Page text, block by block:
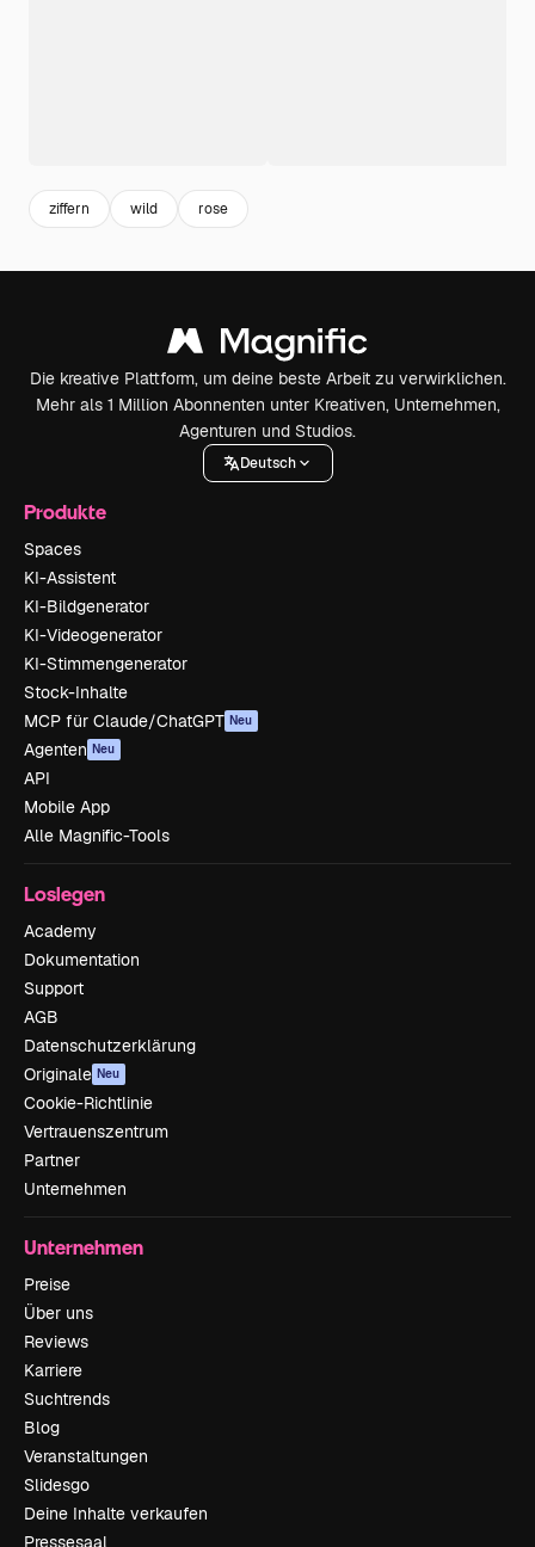
ziffern wild rose
Die kreative Plattform, um deine beste Arbeit zu verwirklichen.
Mehr als 1 Million Abonnenten unter Kreativen, Unternehmen,
Agenturen und Studios.
Deutsch
Produkte
Spaces
KI-Assistent
KI-Bildgenerator
KI-Videogenerator
KI-Stimmengenerator
Stock-Inhalte
MCP für Claude/ChatGPT Neu
Agenten Neu
API
Mobile App
Alle Magnific-Tools
Loslegen
Academy
Dokumentation
Support
AGB
Datenschutzerklärung
Originale Neu
Cookie-Richtlinie
Vertrauenszentrum
Partner
Unternehmen
Unternehmen
Preise
Über uns
Reviews
Karriere
Suchtrends
Blog
Veranstaltungen
Slidesgo
Deine Inhalte verkaufen
Pressesaal